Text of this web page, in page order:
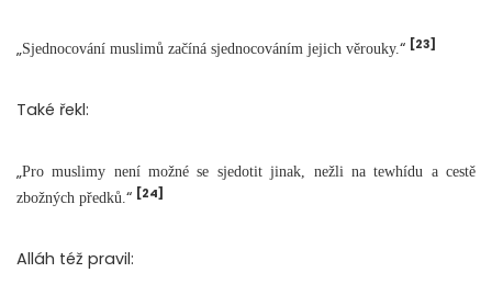
„Sjednocování muslimů začíná sjednocováním jejich věrouky.“ [23]
Také řekl:
„Pro muslimy není možné se sjedotit jinak, nežli na tewhídu a cestě
zbožných předků. “ [24]
Alláh též pravil: